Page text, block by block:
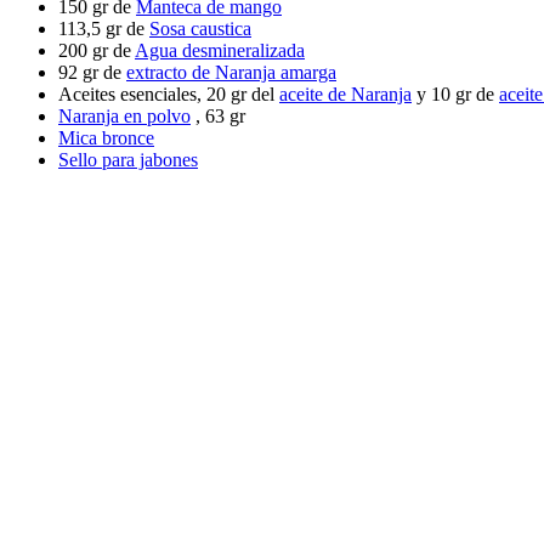
150 gr de Manteca de mango
113,5 gr de Sosa caustica
200 gr de Agua desmineralizada
92 gr de extracto de Naranja amarga
Aceites esenciales, 20 gr del aceite de Naranja y 10 gr de
Naranja en polvo , 63 gr
Mica bronce
Sello para jabones